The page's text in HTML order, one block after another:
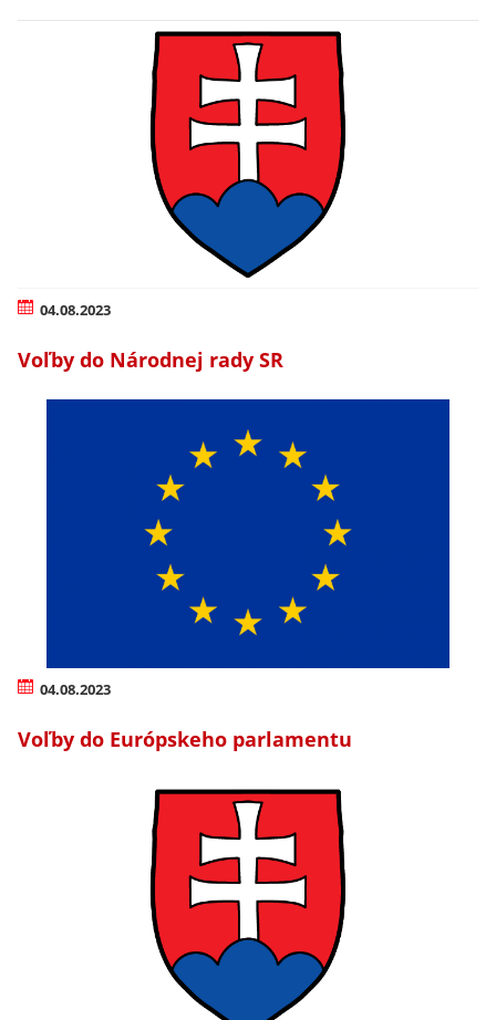
04.08.2023
Voľby do Národnej rady SR
04.08.2023
Voľby do Európskeho parlamentu